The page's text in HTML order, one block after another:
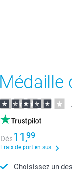
Médaille
Dès11,99
Frais de port en sus
Choisissez un